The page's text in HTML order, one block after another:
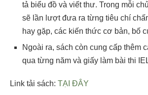
tả biểu đồ và viết thư. Trong mỗi
sẽ lần lượt đưa ra từng tiêu chí
hay gặp, các kiến thức cơ bản, bố
Ngoài ra, sách còn cung cấp thêm
qua từng năm và giấy làm bài thi
Link tải sách: TẠI ĐÂY